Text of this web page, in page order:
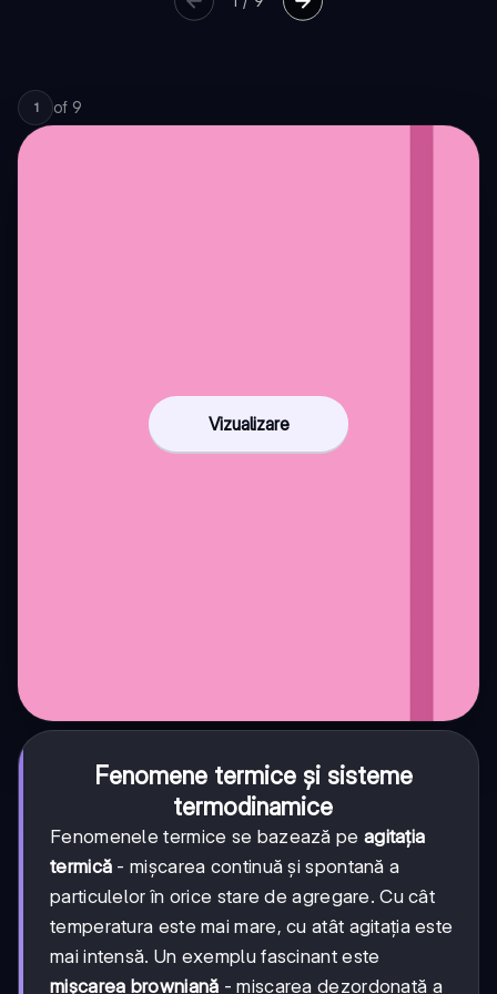
1 of 9
Vizualizare
Fenomene termice și sisteme
termodinamice
Fenomenele termice se bazează pe agitația
termică - mișcarea continuă și spontană a
particulelor în orice stare de agregare. Cu cât
temperatura este mai mare, cu atât agitația este
mai intensă. Un exemplu fascinant este
mișcarea browniană - mișcarea dezordonată a